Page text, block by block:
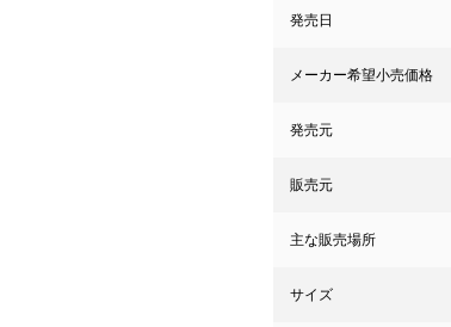
発売日
メーカー希望小売価格
発売元
販売元
主な販売場所
サイズ